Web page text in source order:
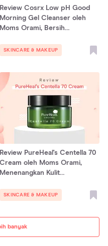
banyak
Review Cosrx Low pH Good
Morning Gel Cleanser oleh
Moms Orami, Bersih
SKINCARE & MAKEUP
Review PureHeal's Centella 70
Cream oleh Moms Orami,
Menenangkan Kulit
SKINCARE & MAKEUP